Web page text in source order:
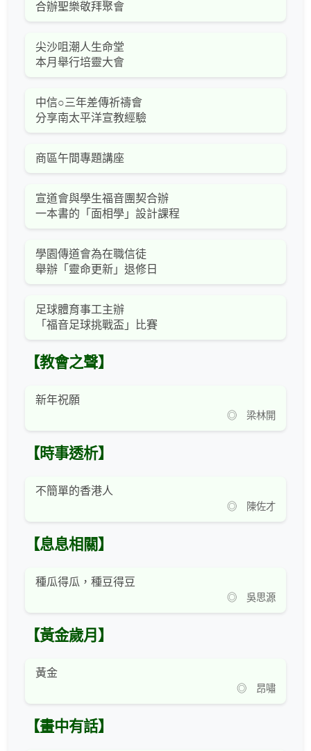
合辦聖樂敬拜聚會
尖沙咀潮人生命堂
本月舉行培靈大會
中信○三年差傳祈禱會
分享南太平洋宣教經驗
商區午間專題講座
宣道會與學生福音團契合辦
一本書的「面相學」設計課程
學園傳道會為在職信徒
舉辦「靈命更新」退修日
足球體育事工主辦
「福音足球挑戰盃」比賽
【教會之聲】
新年祝願
◎ 梁林開
【時事透析】
不簡單的香港人
◎ 陳佐才
【息息相關】
種瓜得瓜，種豆得豆
◎ 吳思源
【黃金歲月】
黃金
◎ 昂嘯
【畫中有話】